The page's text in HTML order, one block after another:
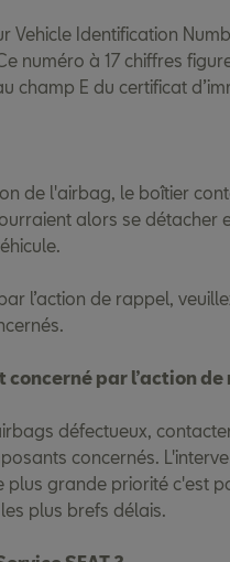
Vehicle Identification
numéro à 17 chiffres
champ E du certificat
de l'airbag, le boîtier
alors se détacher
l’action de rappel,
concerné par l’action
défectueux,
concernés.
plus grande priorité c'est
plus brefs délais.